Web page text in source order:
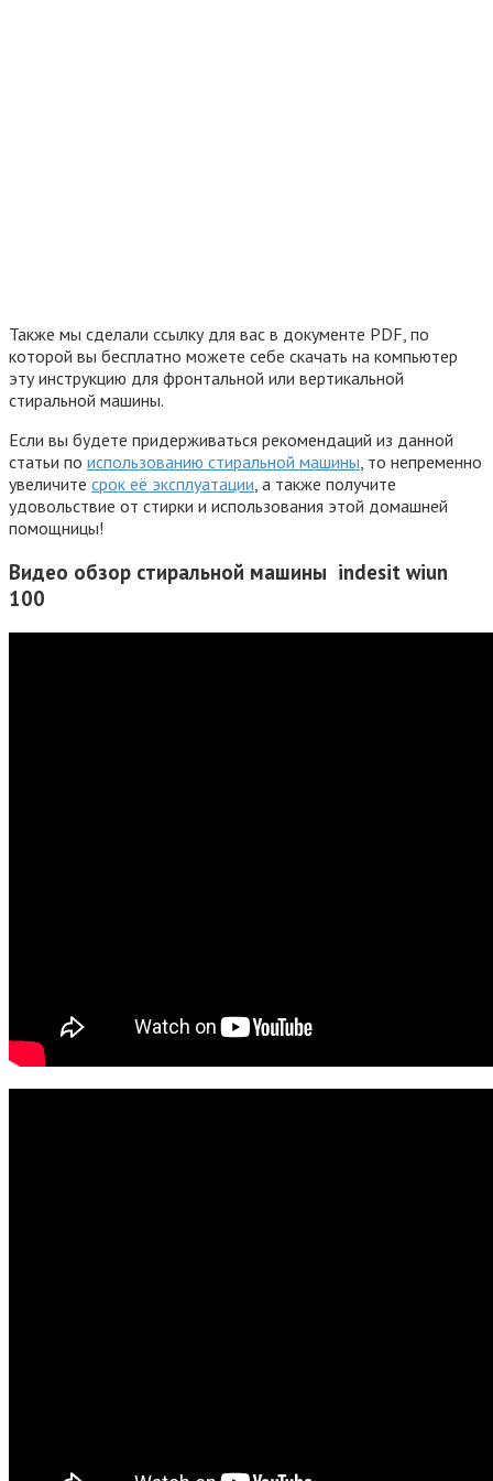
Также мы сделали ссылку для вас в документе PDF, по
которой вы бесплатно можете себе скачать на компьютер
эту инструкцию для фронтальной или вертикальной
стиральной машины.
Если вы будете придерживаться рекомендаций из данной
статьи по использованию стиральной машины , то непременно
увеличите срок её эксплуатации , а также получите
удовольствие от стирки и использования этой домашней
помощницы!
Видео обзор стиральной машины indesit wiun
100